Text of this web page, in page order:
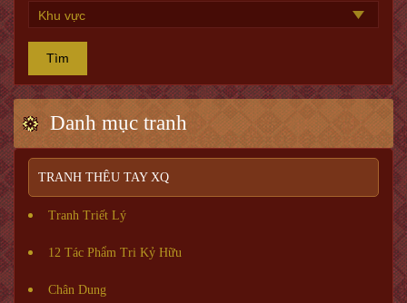
Tìm
Danh mục tranh
TRANH THÊU TAY XQ
Tranh Triết Lý
12 Tác Phẩm Tri Kỷ Hữu
Chân Dung